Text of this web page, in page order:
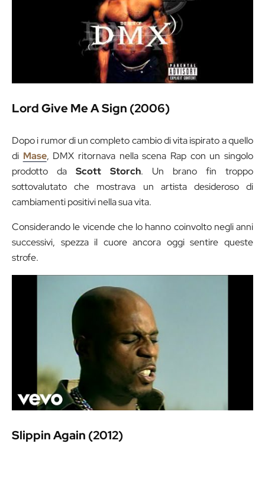
Lord Give Me A Sign (2006)
Dopo i rumor di un completo cambio di vita ispirato a quello
di Mase, DMX ritornava nella scena Rap con un singolo
prodotto da Scott Storch. Un brano fin troppo
sottovalutato che mostrava un artista desideroso di
cambiamenti positivi nella sua vita.
Considerando le vicende che lo hanno coinvolto negli anni
successivi, spezza il cuore ancora oggi sentire queste
strofe.
Slippin Again (2012)